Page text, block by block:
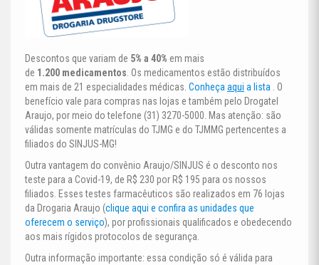
Descontos que variam de 5% a 40% em mais
de 1.200 medicamentos . Os medicamentos estão distribuídos
em mais de 21 especialidades médicas. Conheça aqui a lista . O
benefício vale para compras nas lojas e também pelo Drogatel
Araujo, por meio do telefone (31) 3270-5000. Mas atenção: são
válidas somente matrículas do TJMG e do TJMMG pertencentes a
filiados do SINJUS-MG!
Outra vantagem do convênio Araujo/SINJUS é o desconto nos
teste para a Covid-19, de R$ 230 por R$ 195 para os nossos
filiados. Esses testes farmacêuticos são realizados em 76 lojas
da Drogaria Araujo (clique aqui e confira as unidades que
oferecem o serviço), por profissionais qualificados e obedecendo
aos mais rígidos protocolos de segurança.
Outra informação importante: essa condição só é válida para